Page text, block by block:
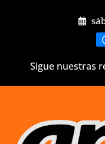
Sigue nuestras